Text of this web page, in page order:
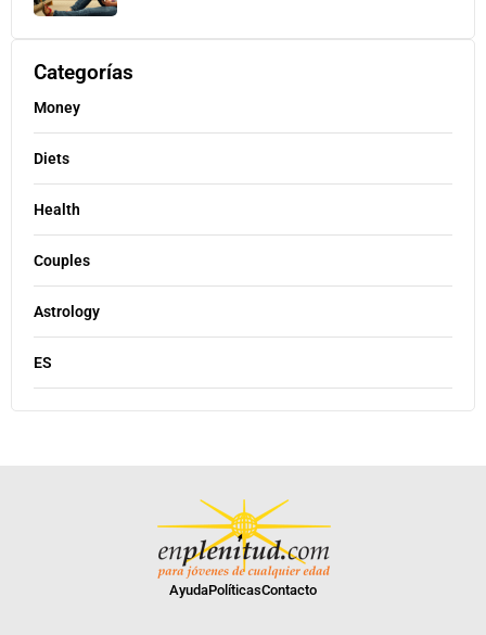
Categorías
Money
Diets
Health
Couples
Astrology
ES
AyudaPolíticasContacto